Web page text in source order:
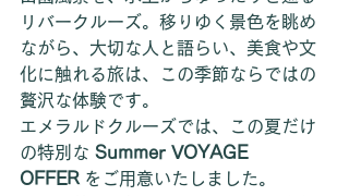
リバークルーズ。移りゆく景色を眺め
ながら、大切な人と語らい、美食や文
化に触れる旅は、この季節ならではの
贅沢な体験です。
エメラルドクルーズでは、この夏だけ
の特別な Summer VOYAGE
OFFER をご用意いたしました。